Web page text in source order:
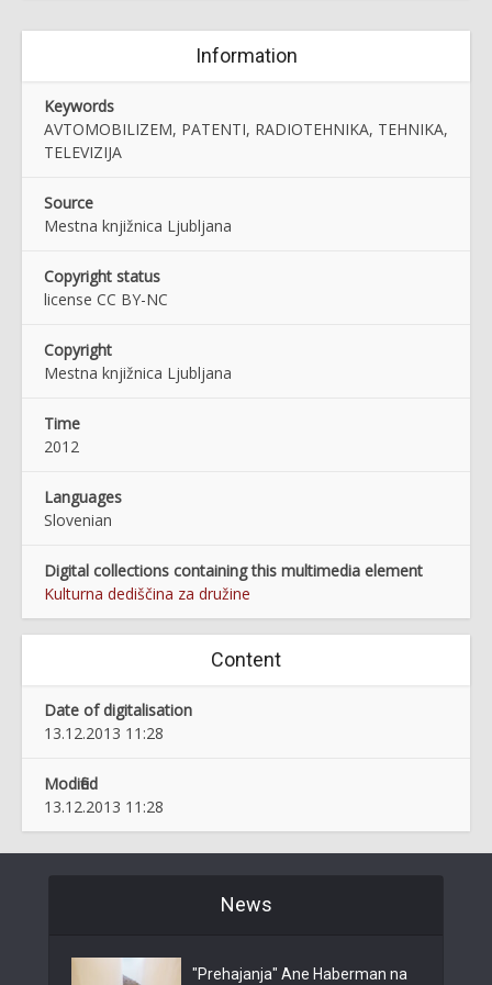
Information
Keywords
AVTOMOBILIZEM, PATENTI, RADIOTEHNIKA, TEHNIKA,
TELEVIZIJA
Source
Mestna knjižnica Ljubljana
Copyright status
license CC BY-NC
Copyright
Mestna knjižnica Ljubljana
Time
2012
Languages
Slovenian
Digital collections containing this multimedia element
Kulturna dediščina za družine
Content
Date of digitalisation
13.12.2013 11:28
Modified
13.12.2013 11:28
News
"Prehajanja" Ane Haberman na